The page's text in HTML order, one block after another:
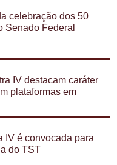
celebração dos 50
Senado Federal
IV destacam caráter
plataformas em
IV é convocada para
do TST